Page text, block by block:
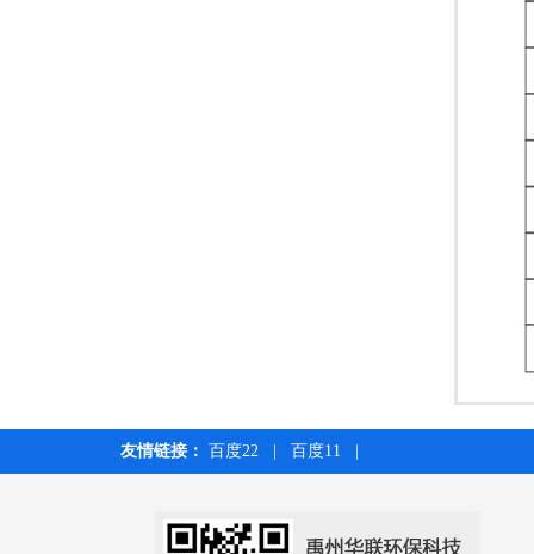
友情链接： 百度22 百度11